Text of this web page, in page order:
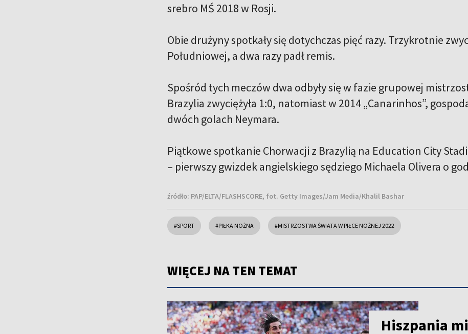
srebro MŚ 2018 w Rosji.
Obie drużyny spotkały się dotychczas pięć razy. Trzykrotnie
Południowej, a dwa razy padł remis.
Spośród tych meczów dwa odbyły się w fazie grupowej
Brazylia zwyciężyła 1:0, natomiast w 2014 „Canarinhos”,
dwóch golach Neymara.
Piątkowe spotkanie Chorwacji z Brazylią na Education City
– pierwszy gwizdek angielskiego sędziego Michaela Olivera o
źródło: PAP/ELTA/FLASHSCORE, fot. Getty Images/Jam Media/Khalil Bashar
#SPORT #PIŁKA NOŻNA #MISTRZOSTWA ŚWIATA W PIŁCE NOŻNEJ 2022
WIĘCEJ NA TEN TEMAT
Hiszpania